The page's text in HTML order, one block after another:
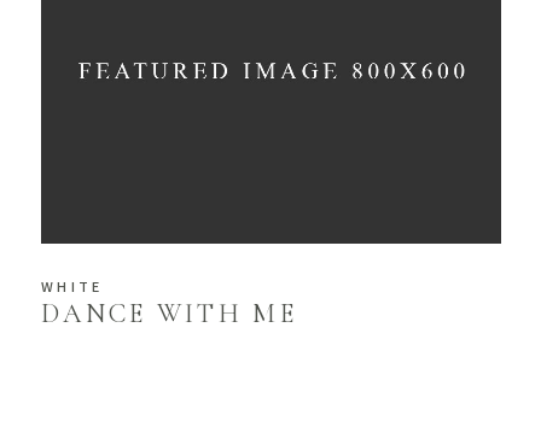
WHITE
DANCE WITH ME